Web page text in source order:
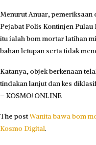
Menurut Anuar, pemeriksaan
Pejabat Polis Kontinjen
itu ialah bom mortar latihan
bahan letupan serta tidak
Katanya, objek berkenaan
tindakan lanjut dan kes
– KOSMO! ONLINE
The postWanita bawa bom
Kosmo Digital.